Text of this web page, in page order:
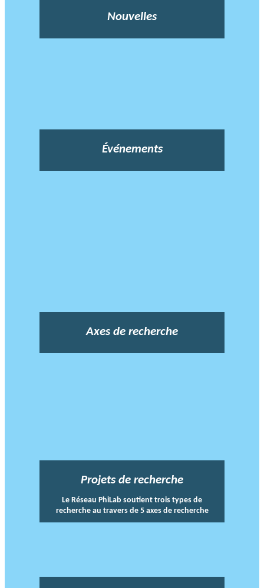
Nouvelles
Événements
Axes de recherche
Projets de recherche
Le Réseau PhiLab soutient trois types de
recherche au travers de 5 axes de recherche